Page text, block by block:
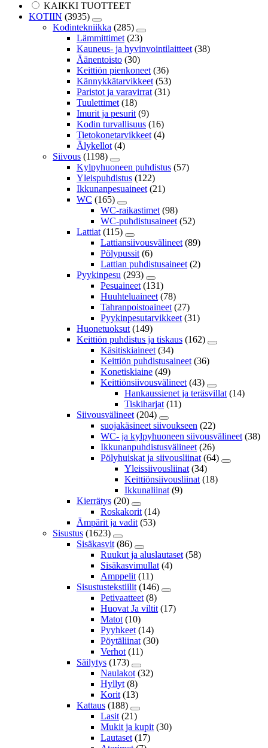
KAIKKI TUOTTEET
KOTIIN (3935)
Kodintekniikka (285)
Lämmittimet (23)
Kauneus- ja hyvinvointilaitteet (38)
Äänentoisto (30)
Keittiön pienkoneet (36)
Kännykkätarvikkeet (53)
Paristot ja varavirrat (31)
Tuulettimet (18)
Imurit ja pesurit (9)
Kodin turvallisuus (16)
Tietokonetarvikkeet (4)
Älykellot (4)
Siivous (1198)
Kylpyhuoneen puhdistus (57)
Yleispuhdistus (122)
Ikkunanpesuaineet (21)
WC (165)
WC-raikastimet (98)
WC-puhdistusaineet (52)
Lattiat (115)
Lattiansiivousvälineet (89)
Pölypussit (6)
Lattian puhdistusaineet (2)
Pyykinpesu (293)
Pesuaineet (131)
Huuhteluaineet (78)
Tahranpoistoaineet (27)
Pyykinpesutarvikkeet (31)
Huonetuoksut (149)
Keittiön puhdistus ja tiskaus (162)
Käsitiskiaineet (34)
Keittiön puhdistusaineet (36)
Konetiskiaine (49)
Keittiönsiivousvälineet (43)
Hankaussienet ja teräsvillat (14)
Tiskiharjat (11)
Siivousvälineet (204)
suojakäsineet siivoukseen (22)
WC- ja kylpyhuoneen siivousvälineet (38)
Ikkunanpuhdistusvälineet (26)
Pölyhuiskat ja siivousliinat (64)
Yleissiivousliinat (34)
Keittiönsiivousliinat (18)
Ikkunaliinat (9)
Kierrätys (20)
Roskakorit (14)
Ämpärit ja vadit (53)
Sisustus (1623)
Sisäkasvit (86)
Ruukut ja aluslautaset (58)
Sisäkasvimullat (4)
Amppelit (11)
Sisustustekstiilit (146)
Petivaatteet (8)
Huovat Ja viltit (17)
Matot (10)
Pyyhkeet (14)
Pöytäliinat (30)
Verhot (11)
Säilytys (173)
Naulakot (32)
Hyllyt (8)
Korit (13)
Kattaus (188)
Lasit (21)
Mukit ja kupit (30)
Lautaset (17)